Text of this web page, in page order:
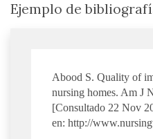
Ejemplo de
Abood S. Quality of
nursing homes. Am J
[Consultado 22 Nov
en: http://